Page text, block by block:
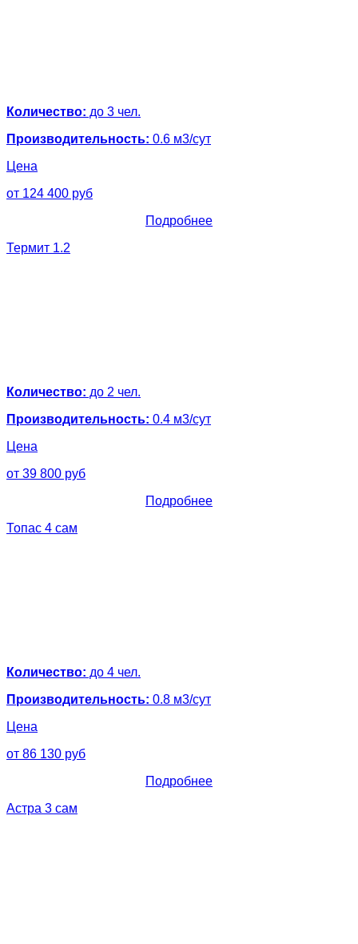
Количество: до 3 чел.
Производительность: 0.6 м3/сут
Цена
от 124 400 руб
Подробнее
Термит 1.2
Количество: до 2 чел.
Производительность: 0.4 м3/сут
Цена
от 39 800 руб
Подробнее
Топас 4 сам
Количество: до 4 чел.
Производительность: 0.8 м3/сут
Цена
от 86 130 руб
Подробнее
Астра 3 сам